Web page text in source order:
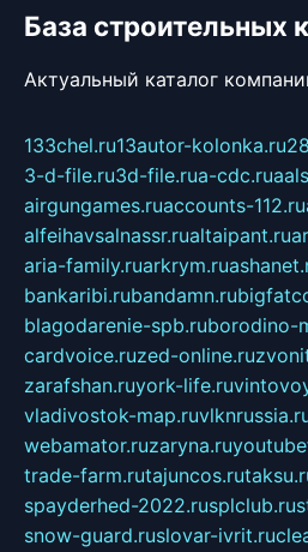
База строительных
Актуальный каталог
133chel.ru13autor-kolonka.ru
3-d-file.ru3d-file.rua-cdc.ru
airgungames.ruaccounts-112.ru
alfeihavsalnassr.rualtaipant.ru
aria-family.ruarkrym.ru
bankaribi.rubandamn.ru
blagodarenie-spb.ruborodino-
cardvoice.ruzed-online.ru
zarafshan.ruyork-life.ru
vladivostok-map.ru
webamator.ruzaryna.ru
trade-farm.rutajuncos.ru
spayderhed-2022.rusplclub.ru
snow-guard.ruslovar-ivrit.ru